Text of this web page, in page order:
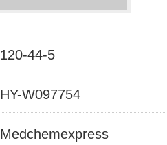
120-44-5
HY-W097754
Medchemexpress